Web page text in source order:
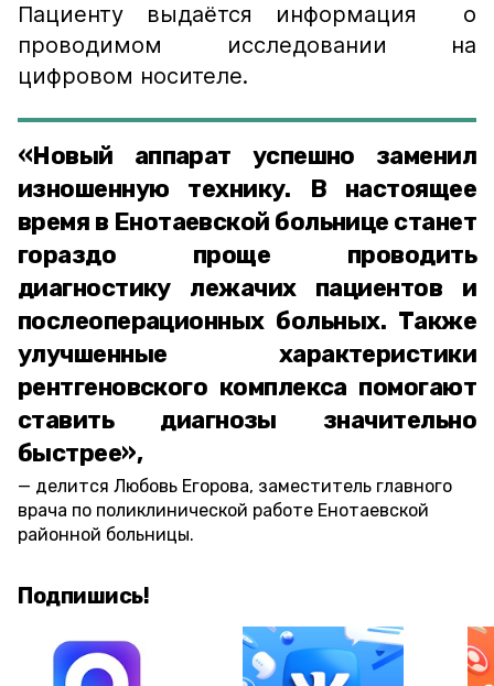
Пациенту выдаётся информация о
проводимом исследовании на
цифровом носителе.
«Новый аппарат успешно заменил
изношенную технику. В настоящее
время в Енотаевской больнице станет
гораздо проще проводить
диагностику лежачих пациентов и
послеоперационных больных. Также
улучшенные характеристики
рентгеновского комплекса помогают
ставить диагнозы значительно
быстрее»,
делится Любовь Егорова, заместитель главного
врача по поликлинической работе Енотаевской
районной больницы.
Подпишись!